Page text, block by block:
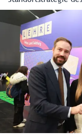
der Aktuellen
Landtags am 24.
Pallauf erklärt im
Plenarsitzung,